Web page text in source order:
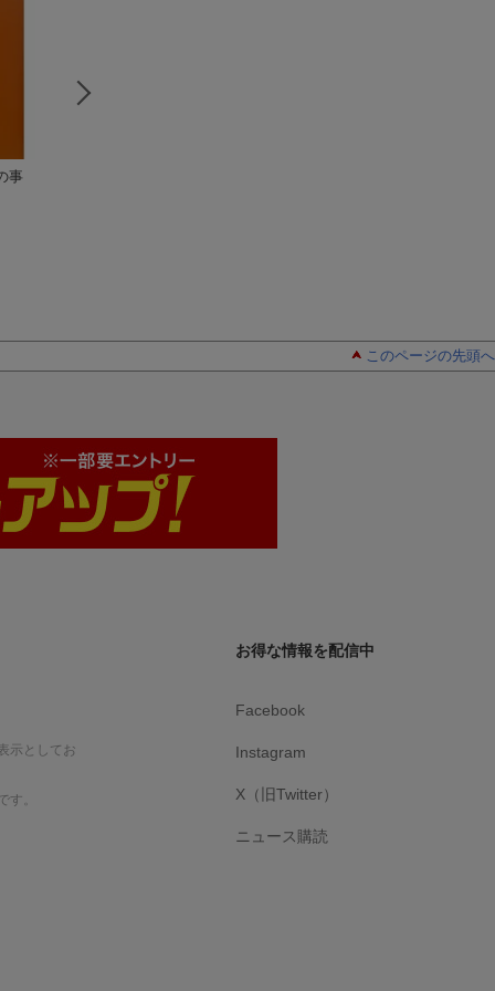
事
このページの先頭へ
示としてお
す。
お得な情報を配信中
Facebook
Instagram
X（旧Twitter）
ニュース購読